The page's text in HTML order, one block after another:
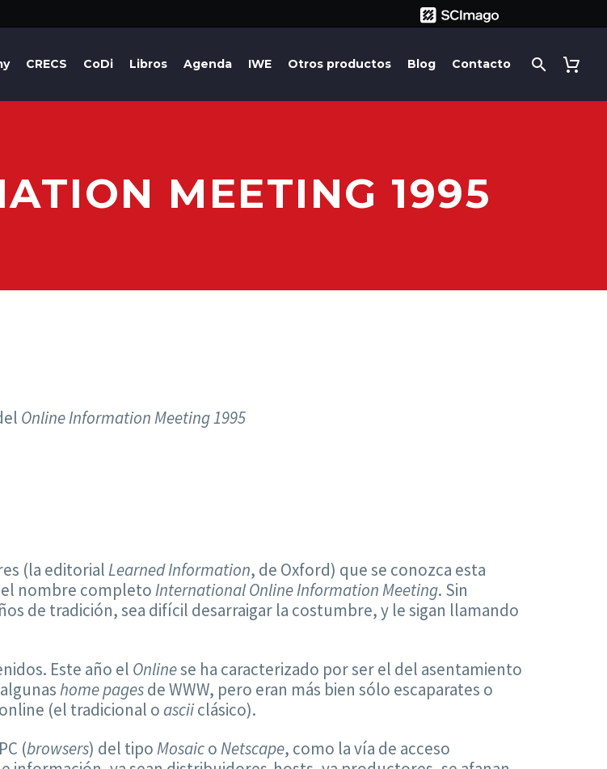
CRECS CoDi Libros Agenda IWE Otros productos Blog Contacto
MEETING 1995
Online Information Meeting 1995
(la editorialLearned Information, de Oxford) que se conozca esta
nombre completoInternational Online Information Meeting. Sin
de tradición, sea difícil desarraigar la costumbre, y le sigan llamando
Este año el Onlinese ha caracterizado por ser el del asentamiento
home pagesde WWW, pero eran más bien sólo escaparates o
(el tradicional o asciiclásico).
(browsers) del tipoMosaicoNetscape, como la vía de acceso